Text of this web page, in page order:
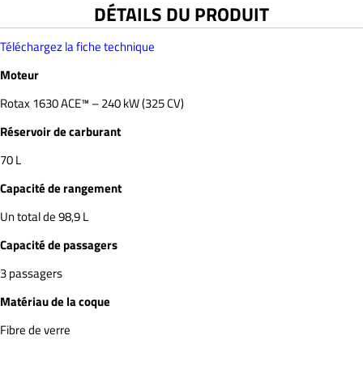
DÉTAILS DU PRODUIT
Téléchargez la fiche technique
Moteur
Rotax 1630 ACE™ – 240 kW (325 CV)
Réservoir de carburant
70 L
Capacité de rangement
Un total de 98,9 L
Capacité de passagers
3 passagers
Matériau de la coque
Fibre de verre